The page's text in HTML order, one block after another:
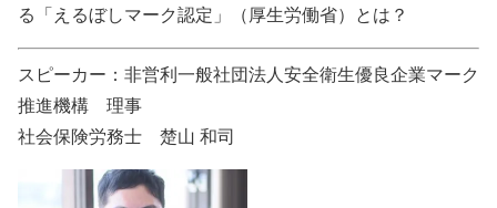
る「えるぼしマーク認定」（厚生労働省）とは？
スピーカー：非営利一般社団法人安全衛生優良企業マーク
推進機構 理事
社会保険労務士 楚山 和司